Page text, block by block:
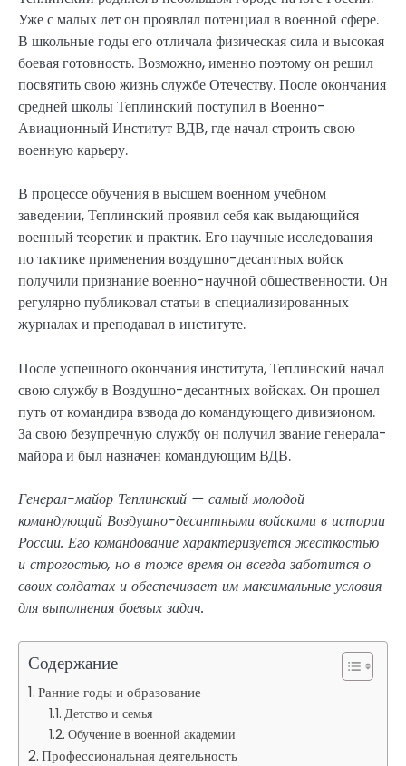
Уже с малых лет он проявлял потенциал в военной сфере.
В школьные годы его отличала физическая сила и высокая
боевая готовность. Возможно, именно поэтому он решил
посвятить свою жизнь службе Отечеству. После окончания
средней школы Теплинский поступил в Военно-
Авиационный Институт ВДВ, где начал строить свою
военную карьеру.
В процессе обучения в высшем военном учебном
заведении, Теплинский проявил себя как выдающийся
военный теоретик и практик. Его научные исследования
по тактике применения воздушно-десантных войск
получили признание военно-научной общественности. Он
регулярно публиковал статьи в специализированных
журналах и преподавал в институте.
После успешного окончания института, Теплинский начал
свою службу в Воздушно-десантных войсках. Он прошел
путь от командира взвода до командующего дивизионом.
За свою безупречную службу он получил звание генерала-
майора и был назначен командующим ВДВ.
Генерал-майор Теплинский — самый молодой
командующий Воздушно-десантными войсками в истории
России. Его командование характеризуется жесткостью
и строгостью, но в тоже время он всегда заботится о
своих солдатах и обеспечивает им максимальные условия
для выполнения боевых задач.
Содержание
Ранние годы и образование
Детство и семья
Обучение в военной академии
Профессиональная деятельность